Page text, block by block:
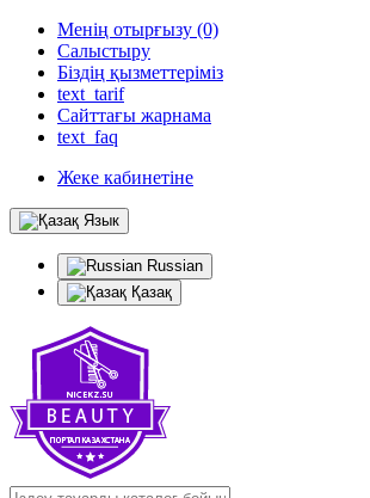
Менің отырғызу (0)
Салыстыру
Біздің қызметтеріміз
text_tarif
Сайттағы жарнама
text_faq
Жеке кабинетіне
Язык
Russian
Қазақ